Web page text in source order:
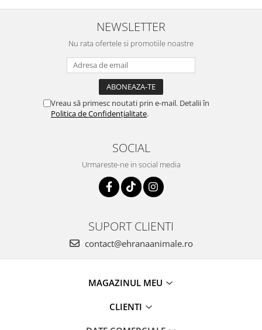
NEWSLETTER
Nu rata ofertele si promotiile noastre
Vreau să primesc noutati prin e-mail. Detalii în
Politica de Confidențialitate.
SOCIAL
Urmareste-ne in social media
SUPORT CLIENTI
contact@ehranaanimale.ro
MAGAZINUL MEU
CLIENTI